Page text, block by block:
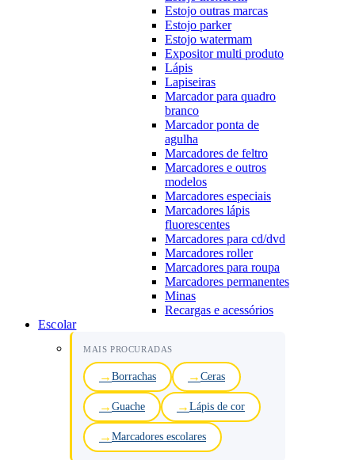
Estojo outras marcas
Estojo parker
Estojo watermam
Expositor multi produto
Lápis
Lapiseiras
Marcador para quadro
branco
Marcador ponta de
agulha
Marcadores de feltro
Marcadores e outros
modelos
Marcadores especiais
Marcadores lápis
fluorescentes
Marcadores para cd/dvd
Marcadores roller
Marcadores para roupa
Marcadores permanentes
Minas
Recargas e acessórios
Escolar
MAIS PROCURADAS
Borrachas Ceras
Guache Lápis de cor
Marcadores escolares